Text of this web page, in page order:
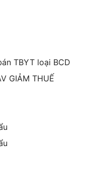
TBYT loại BCD
GIẢM THUẾ